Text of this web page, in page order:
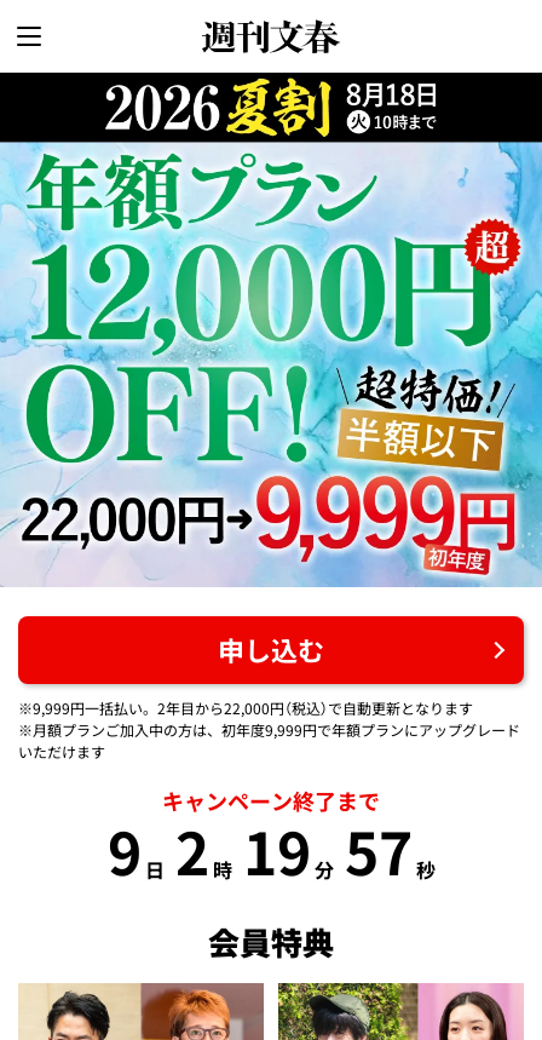
申し込む
※9,999円一括払い。2年目から22,000円（税込）で自動更新となります
※月額プランご加入中の方は、初年度9,999円で年額プランにアップグレード
いただけます
キャンペーン終了まで
9 日 2 時 19 分 57 秒
会員特典